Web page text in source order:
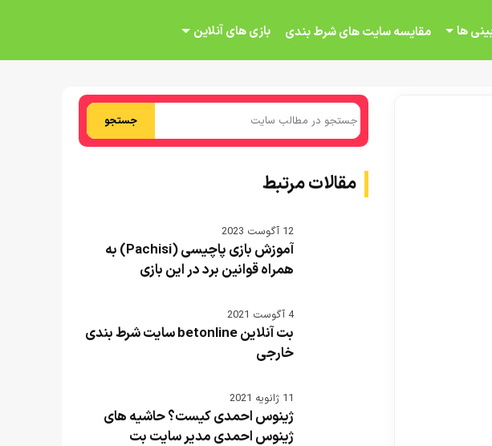
ها مقایسه سایت های شرط بندی بازی های آنلاین
جستجو
مقالات مرتبط
12 آگوست 2023
آموزش بازی پاچیسی (Pachisi) به
همراه قوانین برد در این بازی
4 آگوست 2021
بت آنلاین betonline سایت شرط بندی
خارجی
11 ژانویه 2021
ژینوس احمدی کیست؟ حاشیه های
ژینوس احمدی مدیر سایت بت